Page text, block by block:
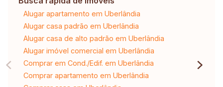
Alugar apartamento em Uberlândia
Alugar casa padrão em Uberlândia
Alugar casa de alto padrão em Uberlândia
Alugar imóvel comercial em Uberlândia
Comprar em Cond./Edif. em Uberlândia
Comprar apartamento em Uberlândia